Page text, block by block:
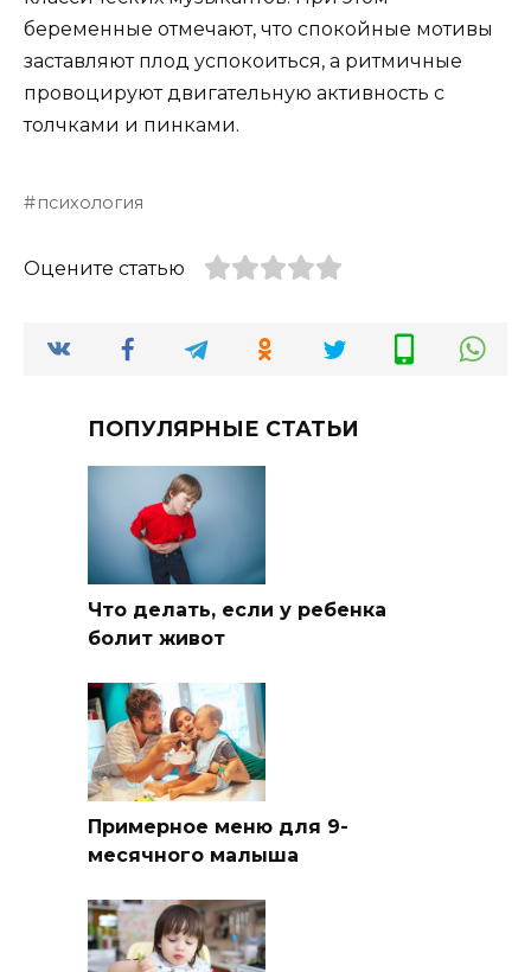
беременные отмечают, что спокойные мотивы
заставляют плод успокоиться, а ритмичные
провоцируют двигательную активность с
толчками и пинками.
психология
Оцените статью
ПОПУЛЯРНЫЕ СТАТЬИ
Что делать, если у ребенка
болит живот
Примерное меню для 9-
месячного малыша